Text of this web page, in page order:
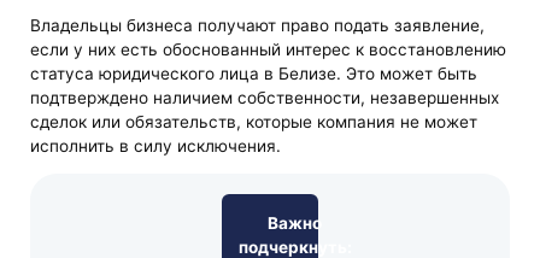
Владельцы бизнеса получают право подать заявление,
если у них есть обоснованный интерес к восстановлению
статуса юридического лица в Белизе. Это может быть
подтверждено наличием собственности, незавершенных
сделок или обязательств, которые компания не может
исполнить в силу исключения.
Важно
подчеркнуть: